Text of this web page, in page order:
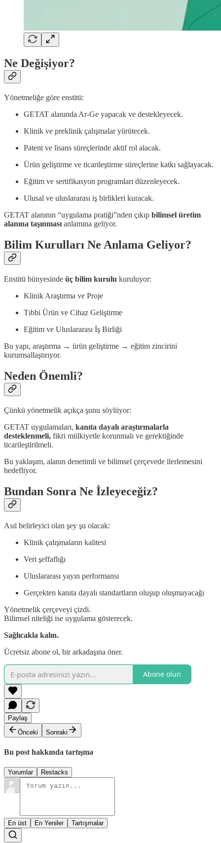
Ne Değişiyor?
Yönetmeliğe göre enstitü:
GETAT alanında Ar-Ge yapacak ve destekleyecek.
Klinik ve preklinik çalışmalar yürütecek.
Patent ve lisans süreçlerinde aktif rol alacak.
Ürün geliştirme ve ticarileştirme süreçlerine katkı sağlayacak.
Eğitim ve sertifikasyon programları düzenleyecek.
Ulusal ve uluslararası iş birlikleri kuracak.
GETAT alanının “uygulama pratiği”nden çıkıp bilimsel üretim
alanına taşınması anlamına geliyor.
Bilim Kurulları Ne Anlama Geliyor?
Enstitü bünyesinde üç bilim kurulu kuruluyor:
Klinik Araştırma ve Proje
Tıbbi Ürün ve Cihaz Geliştirme
Eğitim ve Uluslararası İş Birliği
Bu yapı, araştırma → ürün geliştirme → eğitim zincirini
kurumsallaştırıyor.
Neden Önemli?
Çünkü yönetmelik açıkça şunu söylüyor:
GETAT uygulamaları, kanıta dayalı araştırmalarla
desteklenmeli, fikri mülkiyetle korunmalı ve gerektiğinde
ticarileştirilmeli.
Bu yaklaşım, alanın denetimli ve bilimsel çerçevede ilerlemesini
hedefliyor.
Bundan Sonra Ne İzleyeceğiz?
Asıl belirleyici olan şey şu olacak:
Klinik çalışmaların kalitesi
Veri şeffaflığı
Uluslararası yayın performansı
Gerçekten kanıta dayalı standartların oluşup oluşmayacağı
Yönetmelik çerçeveyi çizdi.
Bilimsel niteliği ise uygulama gösterecek.
Sağlıcakla kalın.
Ücretsiz abone ol, bir arkadaşına öner.
Abone olun
Paylaş
Önceki
Sonraki
Bu post hakkında tartışma
Yorumlar Restacks
En üst En Yeniler Tartışmalar